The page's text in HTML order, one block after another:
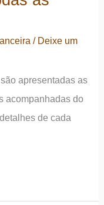
/ Deixe um
apresentadas as
acompanhadas do
de cada